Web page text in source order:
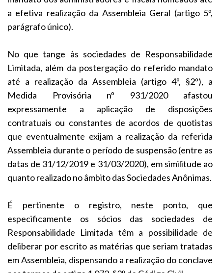
a efetiva realização da Assembleia Geral (artigo 5º,
parágrafo único).
No que tange às sociedades de Responsabilidade
Limitada, além da postergação do referido mandato
até a realização da Assembleia (artigo 4º, §2º), a
Medida Provisória nº 931/2020 afastou
expressamente a aplicação de disposições
contratuais ou constantes de acordos de quotistas
que eventualmente exijam a realização da referida
Assembleia durante o período de suspensão (entre as
datas de 31/12/2019 e 31/03/2020), em similitude ao
quanto realizado no âmbito das Sociedades Anônimas.
É pertinente o registro, neste ponto, que
especificamente os sócios das sociedades de
Responsabilidade Limitada têm a possibilidade de
deliberar por escrito as matérias que seriam tratadas
em Assembleia, dispensando a realização do conclave